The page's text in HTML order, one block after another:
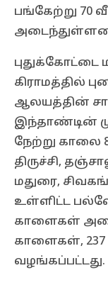
பங்கேற்று 70
புதுக்கோட்டை
கிராமத்தில்
ஆலயத்தின்
இந்தாண்டின்
நேற்று காலை
திருச்சி,
மதுரை,
உள்ளிட்ட
காளைகள்
காளைகள், 237
வழங்கப்பட்டது.